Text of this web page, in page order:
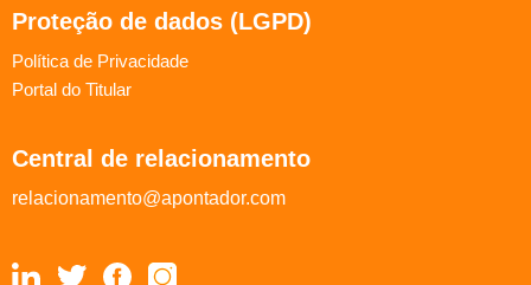
Proteção de dados (LGPD)
Política de Privacidade
Portal do Titular
Central de relacionamento
relacionamento@apontador.com